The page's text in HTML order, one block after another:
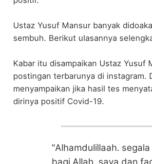
Ustaz Yusuf Mansur banyak
sembuh. Berikut ulasannya
Kabar itu disampaikan Ustaz Yusuf
postingan terbarunya di instagram.
menyampaikan jika hasil tes
dirinya positif Covid-19.
"Alhamdulillaah. segala